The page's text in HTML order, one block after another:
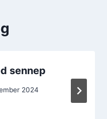
sennep
2024